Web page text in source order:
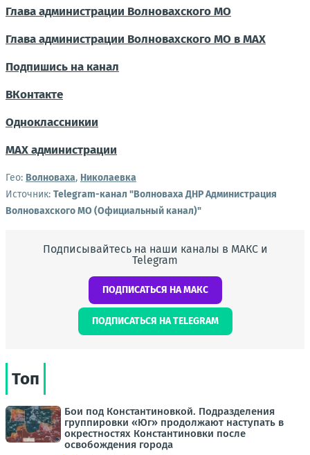
Глава администрации Волновахского МО
Глава администрации Волновахского МО в МАХ
Подпишись на канал
ВКонтакте
Одноклассникии
MAX администрации
Гео: Волноваха, Николаевка
Источник: Telegram-канал "Волноваха ДНР Администрация
Волновахского МО (Официальный канал)"
Подписывайтесь на наши каналы в МАКС и
Telegram
ПОДПИСАТЬСЯ НА МАКС
ПОДПИСАТЬСЯ НА TELEGRAM
Топ
Бои под Константиновкой. Подразделения
группировки «Юг» продолжают наступать в
окрестностях Константиновки после
освобождения города